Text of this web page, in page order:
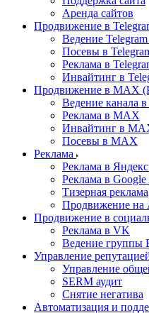
Аренда сайтов
Продвижение в
Ведение Telegram
Посевы в
Реклама в
Инвайтинг в
Продвижение в MAX
Ведение канала
Реклама в MAX
Инвайтинг в
Посевы в MAX
Реклама
Реклама в
Реклама в
Тизерная реклама
Продвижение на
Продвижение в
Реклама в VK
Ведение группы
Управление
Управление
SERM аудит
Снятие негатива
Автоматизация и